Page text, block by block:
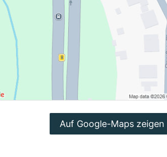
Auf Google-Maps zeigen